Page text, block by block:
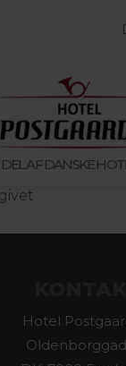
AF DANSKE
Hotel